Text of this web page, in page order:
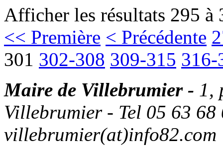
Afficher les résultats 295 à
<< Première < Précédente
301 302-308 309-315 316-
Maire de Villebrumier - 1,
Villebrumier - Tel 05 63
villebrumier(at)info82.com